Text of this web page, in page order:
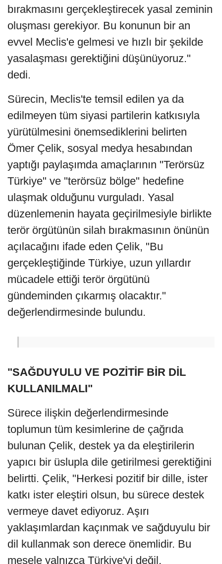
bırakmasını gerçekleştirecek yasal zeminin
oluşması gerekiyor. Bu konunun bir an
evvel Meclis'e gelmesi ve hızlı bir şekilde
yasalaşması gerektiğini düşünüyoruz."
dedi.
Sürecin, Meclis'te temsil edilen ya da
edilmeyen tüm siyasi partilerin katkısıyla
yürütülmesini önemsediklerini belirten
Ömer Çelik, sosyal medya hesabından
yaptığı paylaşımda amaçlarının "Terörsüz
Türkiye" ve "terörsüz bölge" hedefine
ulaşmak olduğunu vurguladı. Yasal
düzenlemenin hayata geçirilmesiyle birlikte
terör örgütünün silah bırakmasının önünün
açılacağını ifade eden Çelik, "Bu
gerçekleştiğinde Türkiye, uzun yıllardır
mücadele ettiği terör örgütünü
gündeminden çıkarmış olacaktır."
değerlendirmesinde bulundu.
"SAĞDUYULU VE POZİTİF BİR DİL
KULLANILMALI"
Sürece ilişkin değerlendirmesinde
toplumun tüm kesimlerine de çağrıda
bulunan Çelik, destek ya da eleştirilerin
yapıcı bir üslupla dile getirilmesi gerektiğini
belirtti. Çelik, "Herkesi pozitif bir dille, ister
katkı ister eleştiri olsun, bu sürece destek
vermeye davet ediyoruz. Aşırı
yaklaşımlardan kaçınmak ve sağduyulu bir
dil kullanmak son derece önemlidir. Bu
mesele yalnızca Türkiye'yi değil,